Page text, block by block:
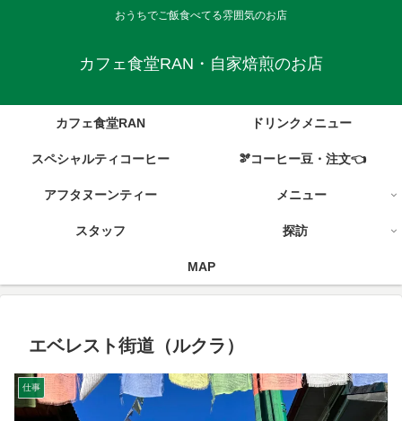
おうちでご飯食べてる雰囲気のお店
カフェ食堂RAN・自家焙煎のお店
カフェ食堂RAN ドリンクメニュー
スペシャルティコーヒー 🫘コーヒー豆・注文👈
アフタヌーンティー メニュー
スタッフ 探訪
MAP
エベレスト街道（ルクラ）
仕事